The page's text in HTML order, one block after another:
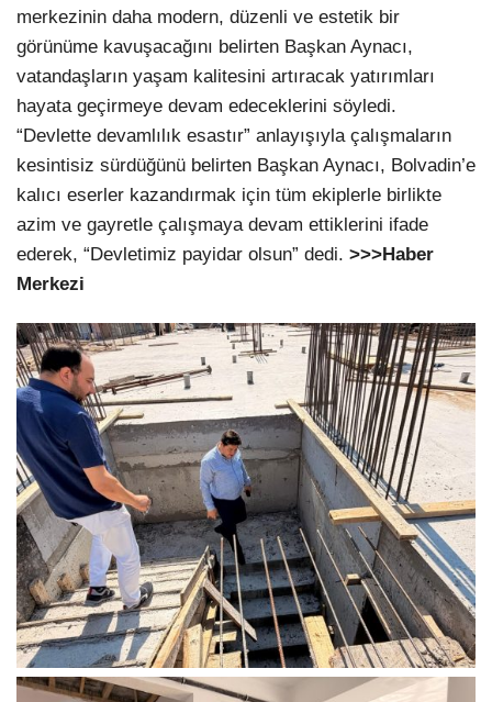
merkezinin daha modern, düzenli ve estetik bir
görünüme kavuşacağını belirten Başkan Aynacı,
vatandaşların yaşam kalitesini artıracak yatırımları
hayata geçirmeye devam edeceklerini söyledi.
“Devlette devamlılık esastır” anlayışıyla çalışmaların
kesintisiz sürdüğünü belirten Başkan Aynacı, Bolvadin’e
kalıcı eserler kazandırmak için tüm ekiplerle birlikte
azim ve gayretle çalışmaya devam ettiklerini ifade
ederek, “Devletimiz payidar olsun” dedi. >>>Haber
Merkezi